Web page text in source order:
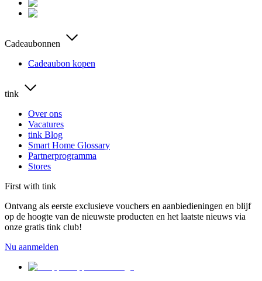
Cadeaubonnen
Cadeaubon kopen
tink
Over ons
Vacatures
tink Blog
Smart Home Glossary
Partnerprogramma
Stores
First with tink
Ontvang als eerste exclusieve vouchers en aanbiedieningen en blijf
op de hoogte van de nieuwste producten en het laatste nieuws via
onze gratis tink club!
Nu aanmelden